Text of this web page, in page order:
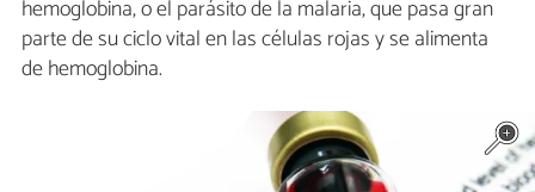
hemoglobina, o el parásito de la malaria, que pasa gran
parte de su ciclo vital en las células rojas y se alimenta
de hemoglobina.